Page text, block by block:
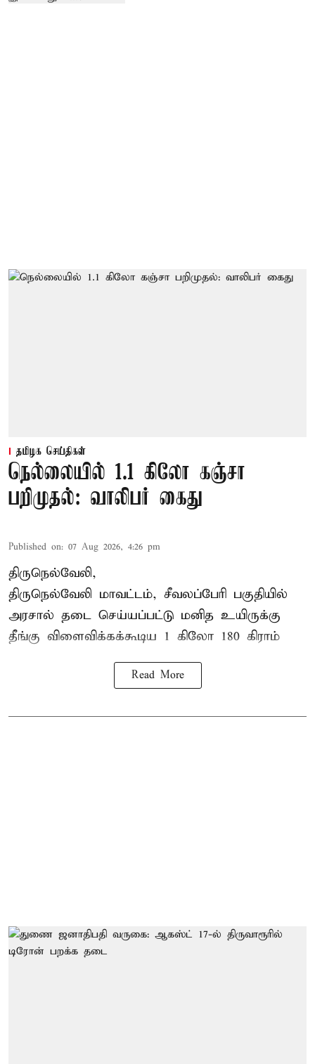
தமிழக செய்திகள்
நெல்லையில் 1.1 கிலோ கஞ்சா
பறிமுதல்: வாலிபர் கைது
Published on: 07 Aug 2026, 4:26 pm
திருநெல்வேலி,
திருநெல்வேலி மாவட்டம், சீவலப்பேரி பகுதியில்
அரசால் தடை செய்யப்பட்டு மனித உயிருக்கு
தீங்கு விளைவிக்கக்கூடிய 1 கிலோ 180 கிராம்
Read More